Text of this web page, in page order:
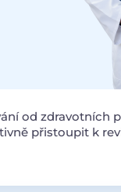
od zdravotních
přistoupit k